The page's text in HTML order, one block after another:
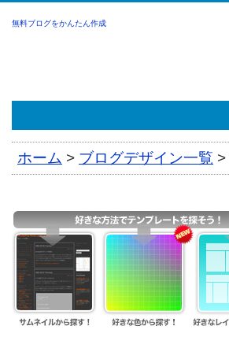
無料ブログをかんたん作成
ホーム > ブログデザイン一覧 >